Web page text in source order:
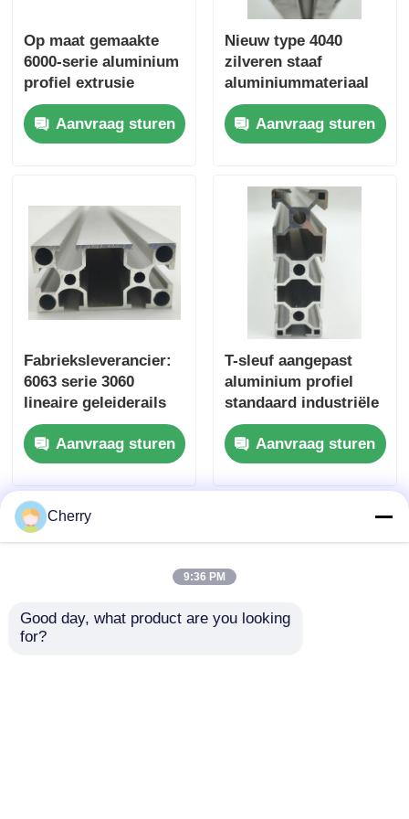
houten beëindig aluminiumprofielen
Profielen van aluminium
Op maat gemaakte
6000-serie aluminium
profiel extrusie
keuken garderobe
schuifrails gemaakt
in China worden
ramen.
Aanvraag sturen
Nieuw type 4040
zilveren staaf
aluminiummateriaal
6063 T5 op maat
gemaakte
aluminiumprofielen in
aluminium profielen
Aanvraag sturen
Fabrieksleverancier:
6063 serie 3060
lineaire geleiderails
van industrieel
geëxtrudeerd
aluminium profiel,
geschikt voor
werkbankframe-
apparatuur
Aanvraag sturen
T-sleuf aangepast
aluminium profiel
standaard industriële
frame aluminium rail
T-track strip snij- en
buigservice
Aanvraag sturen
Cherry
9:36 PM
Good day, what product are you looking
for?